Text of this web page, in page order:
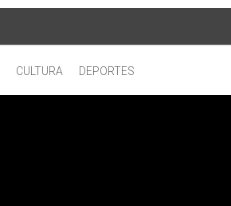
CULTURA DEPORTES